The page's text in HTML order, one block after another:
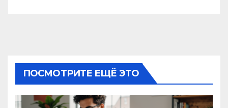
ПОСМОТРИТЕ ЕЩЁ ЭТО